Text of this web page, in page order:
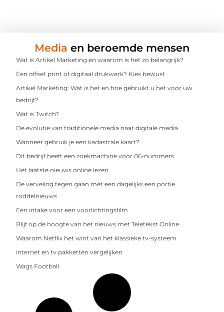
Media en beroemde mensen
Wat is Artikel Marketing en waarom is het zo belangrijk?
Een offset print of digitaal drukwerk? Kies bewust
Artikel Marketing: Wat is het en hoe gebruikt u het voor uw
bedrijf?
Wat is Twitch?
De evolutie van traditionele media naar digitale media
Wanneer gebruik je een kadastrale kaart?
Dit bedrijf heeft een zoekmachine voor 06-nummers
Het laatste nieuws online lezen
De verveling tegen gaan met een dagelijks een portie
roddelnieuws
Een intake voor een voorlichtingsfilm
Blijf op de hoogte van het nieuws met Teletekst Online
Waarom Netflix het wint van het klassieke tv-systeem
internet en tv pakketten vergelijken
Wags Football